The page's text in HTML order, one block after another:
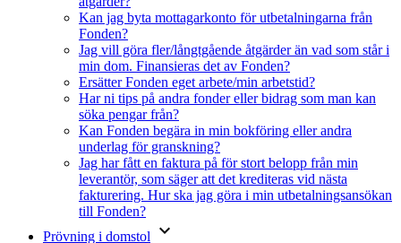
Kan jag byta mottagarkonto för utbetalningarna från
Fonden?
Jag vill göra fler/långtgående åtgärder än vad som står i
min dom. Finansieras det av Fonden?
Ersätter Fonden eget arbete/min arbetstid?
Har ni tips på andra fonder eller bidrag som man kan
söka pengar från?
Kan Fonden begära in min bokföring eller andra
underlag för granskning?
Jag har fått en faktura på för stort belopp från min
leverantör, som säger att det krediteras vid nästa
fakturering. Hur ska jag göra i min utbetalningsansökan
till Fonden?
Prövning i domstol
keyboard_arrow_down